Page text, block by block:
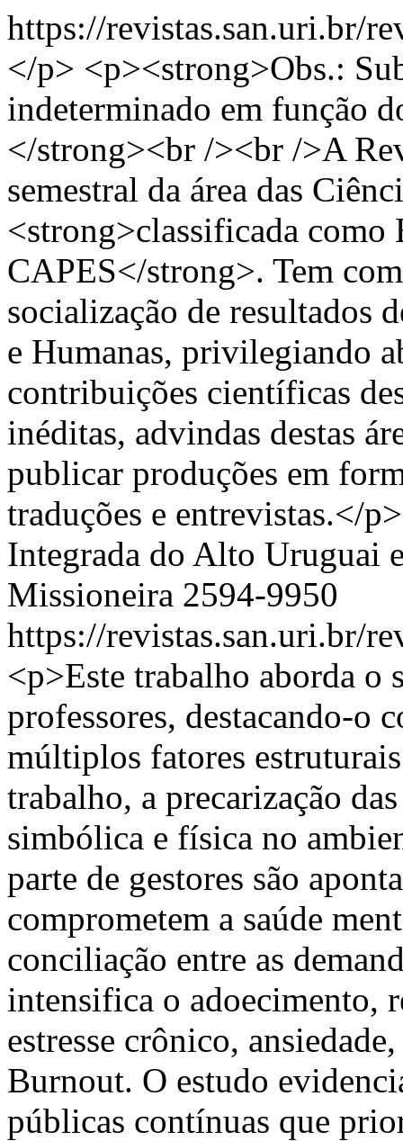
https://revistas.san.uri.br/
</p> <p><strong>Obs.:
indeterminado em função
</strong><br /><br />A
semestral da área das
<strong>classificada
CAPES</strong>. Tem
socialização de resultados
e Humanas, privilegiando
contribuições científicas
inéditas, advindas destas
publicar produções em
traduções e entrevistas.</p>
Integrada do Alto Uruguai
Missioneira 2594-9950
https://revistas.san.uri.br/
<p>Este trabalho aborda
professores, destacando-o
múltiplos fatores
trabalho, a precarização
simbólica e física no
parte de gestores são
comprometem a saúde
conciliação entre as
intensifica o adoecimento,
estresse crônico,
Burnout. O estudo
públicas contínuas que